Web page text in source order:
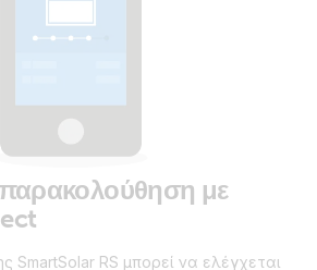
με
SmartSolar RS μπορεί να ελέγχεται